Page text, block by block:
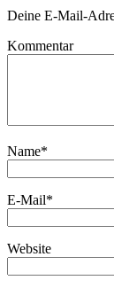
Deine E-Mail-
Kommentar
Name*
E-Mail*
Website